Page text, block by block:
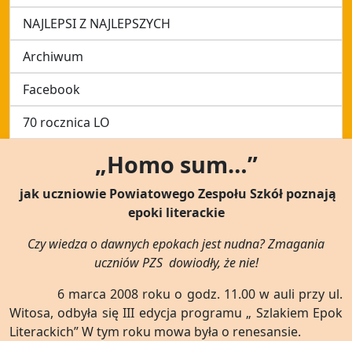
NAJLEPSI Z NAJLEPSZYCH
Archiwum
Facebook
70 rocznica LO
„Homo sum…”
jak uczniowie Powiatowego Zespołu Szkół poznają
epoki literackie
Czy wiedza o dawnych epokach jest nudna? Zmagania
uczniów PZS dowiodły, że nie!
6 marca 2008 roku o godz. 11.00 w auli przy ul.
Witosa, odbyła się III edycja programu „ Szlakiem Epok
Literackich” W tym roku mowa była o renesansie.